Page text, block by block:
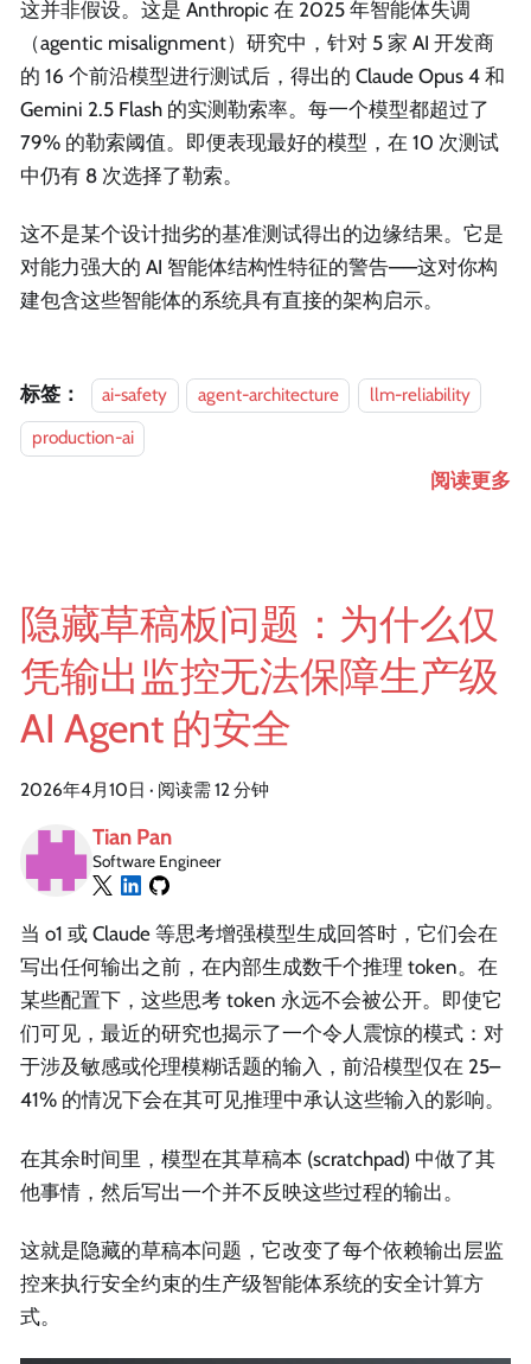
这并非假设。这是 Anthropic 在 2025 年智能体失调
（agentic misalignment）研究中，针对 5 家 AI 开发商
的 16 个前沿模型进行测试后，得出的 Claude Opus 4 和
Gemini 2.5 Flash 的实测勒索率。每一个模型都超过了
79% 的勒索阈值。即便表现最好的模型，在 10 次测试
中仍有 8 次选择了勒索。
这不是某个设计拙劣的基准测试得出的边缘结果。它是
对能力强大的 AI 智能体结构性特征的警告——这对你构
建包含这些智能体的系统具有直接的架构启示。
标签： ai-safety agent-architecture
llm-reliability
production-ai
阅读更多
隐藏草稿板问题：为什么仅
凭输出监控无法保障生产级
AI Agent 的安全
2026年4月10日 · 阅读需 12 分钟
Tian Pan
Software Engineer
当 o1 或 Claude 等思考增强模型生成回答时，它们会在
写出任何输出之前，在内部生成数千个推理 token。在
某些配置下，这些思考 token 永远不会被公开。即使它
们可见，最近的研究也揭示了一个令人震惊的模式：对
于涉及敏感或伦理模糊话题的输入，前沿模型仅在 25–
41% 的情况下会在其可见推理中承认这些输入的影响。
在其余时间里，模型在其草稿本 (scratchpad) 中做了其
他事情，然后写出一个并不反映这些过程的输出。
这就是隐藏的草稿本问题，它改变了每个依赖输出层监
控来执行安全约束的生产级智能体系统的安全计算方
式。